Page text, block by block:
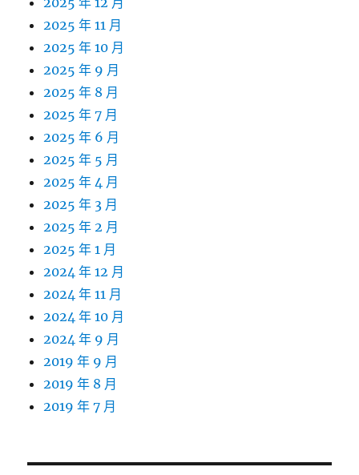
2025 年 11 月
2025 年 10 月
2025 年 9 月
2025 年 8 月
2025 年 7 月
2025 年 6 月
2025 年 5 月
2025 年 4 月
2025 年 3 月
2025 年 2 月
2025 年 1 月
2024 年 12 月
2024 年 11 月
2024 年 10 月
2024 年 9 月
2019 年 9 月
2019 年 8 月
2019 年 7 月